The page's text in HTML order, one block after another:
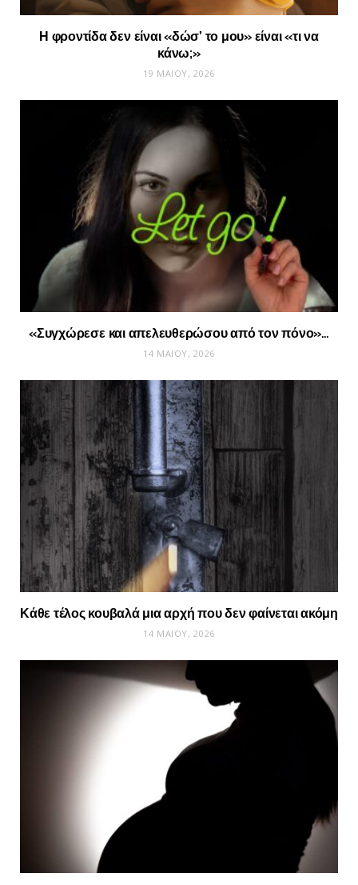
Η φροντίδα δεν είναι «δώσ’ το μου» είναι «τι να
κάνω;»
19 ΜΑΪ́ΟΥ, 2026
«Συγχώρεσε και απελευθερώσου από τον πόνο»…
14 ΜΑΪ́ΟΥ, 2026
Κάθε τέλος κουβαλά μια αρχή που δεν φαίνεται ακόμη
14 ΜΑΪ́ΟΥ, 2026